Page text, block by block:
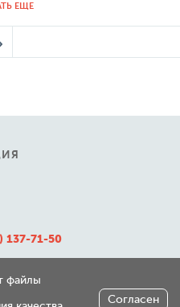
ЕЩЕ
137-71-50
файлы
Согласен